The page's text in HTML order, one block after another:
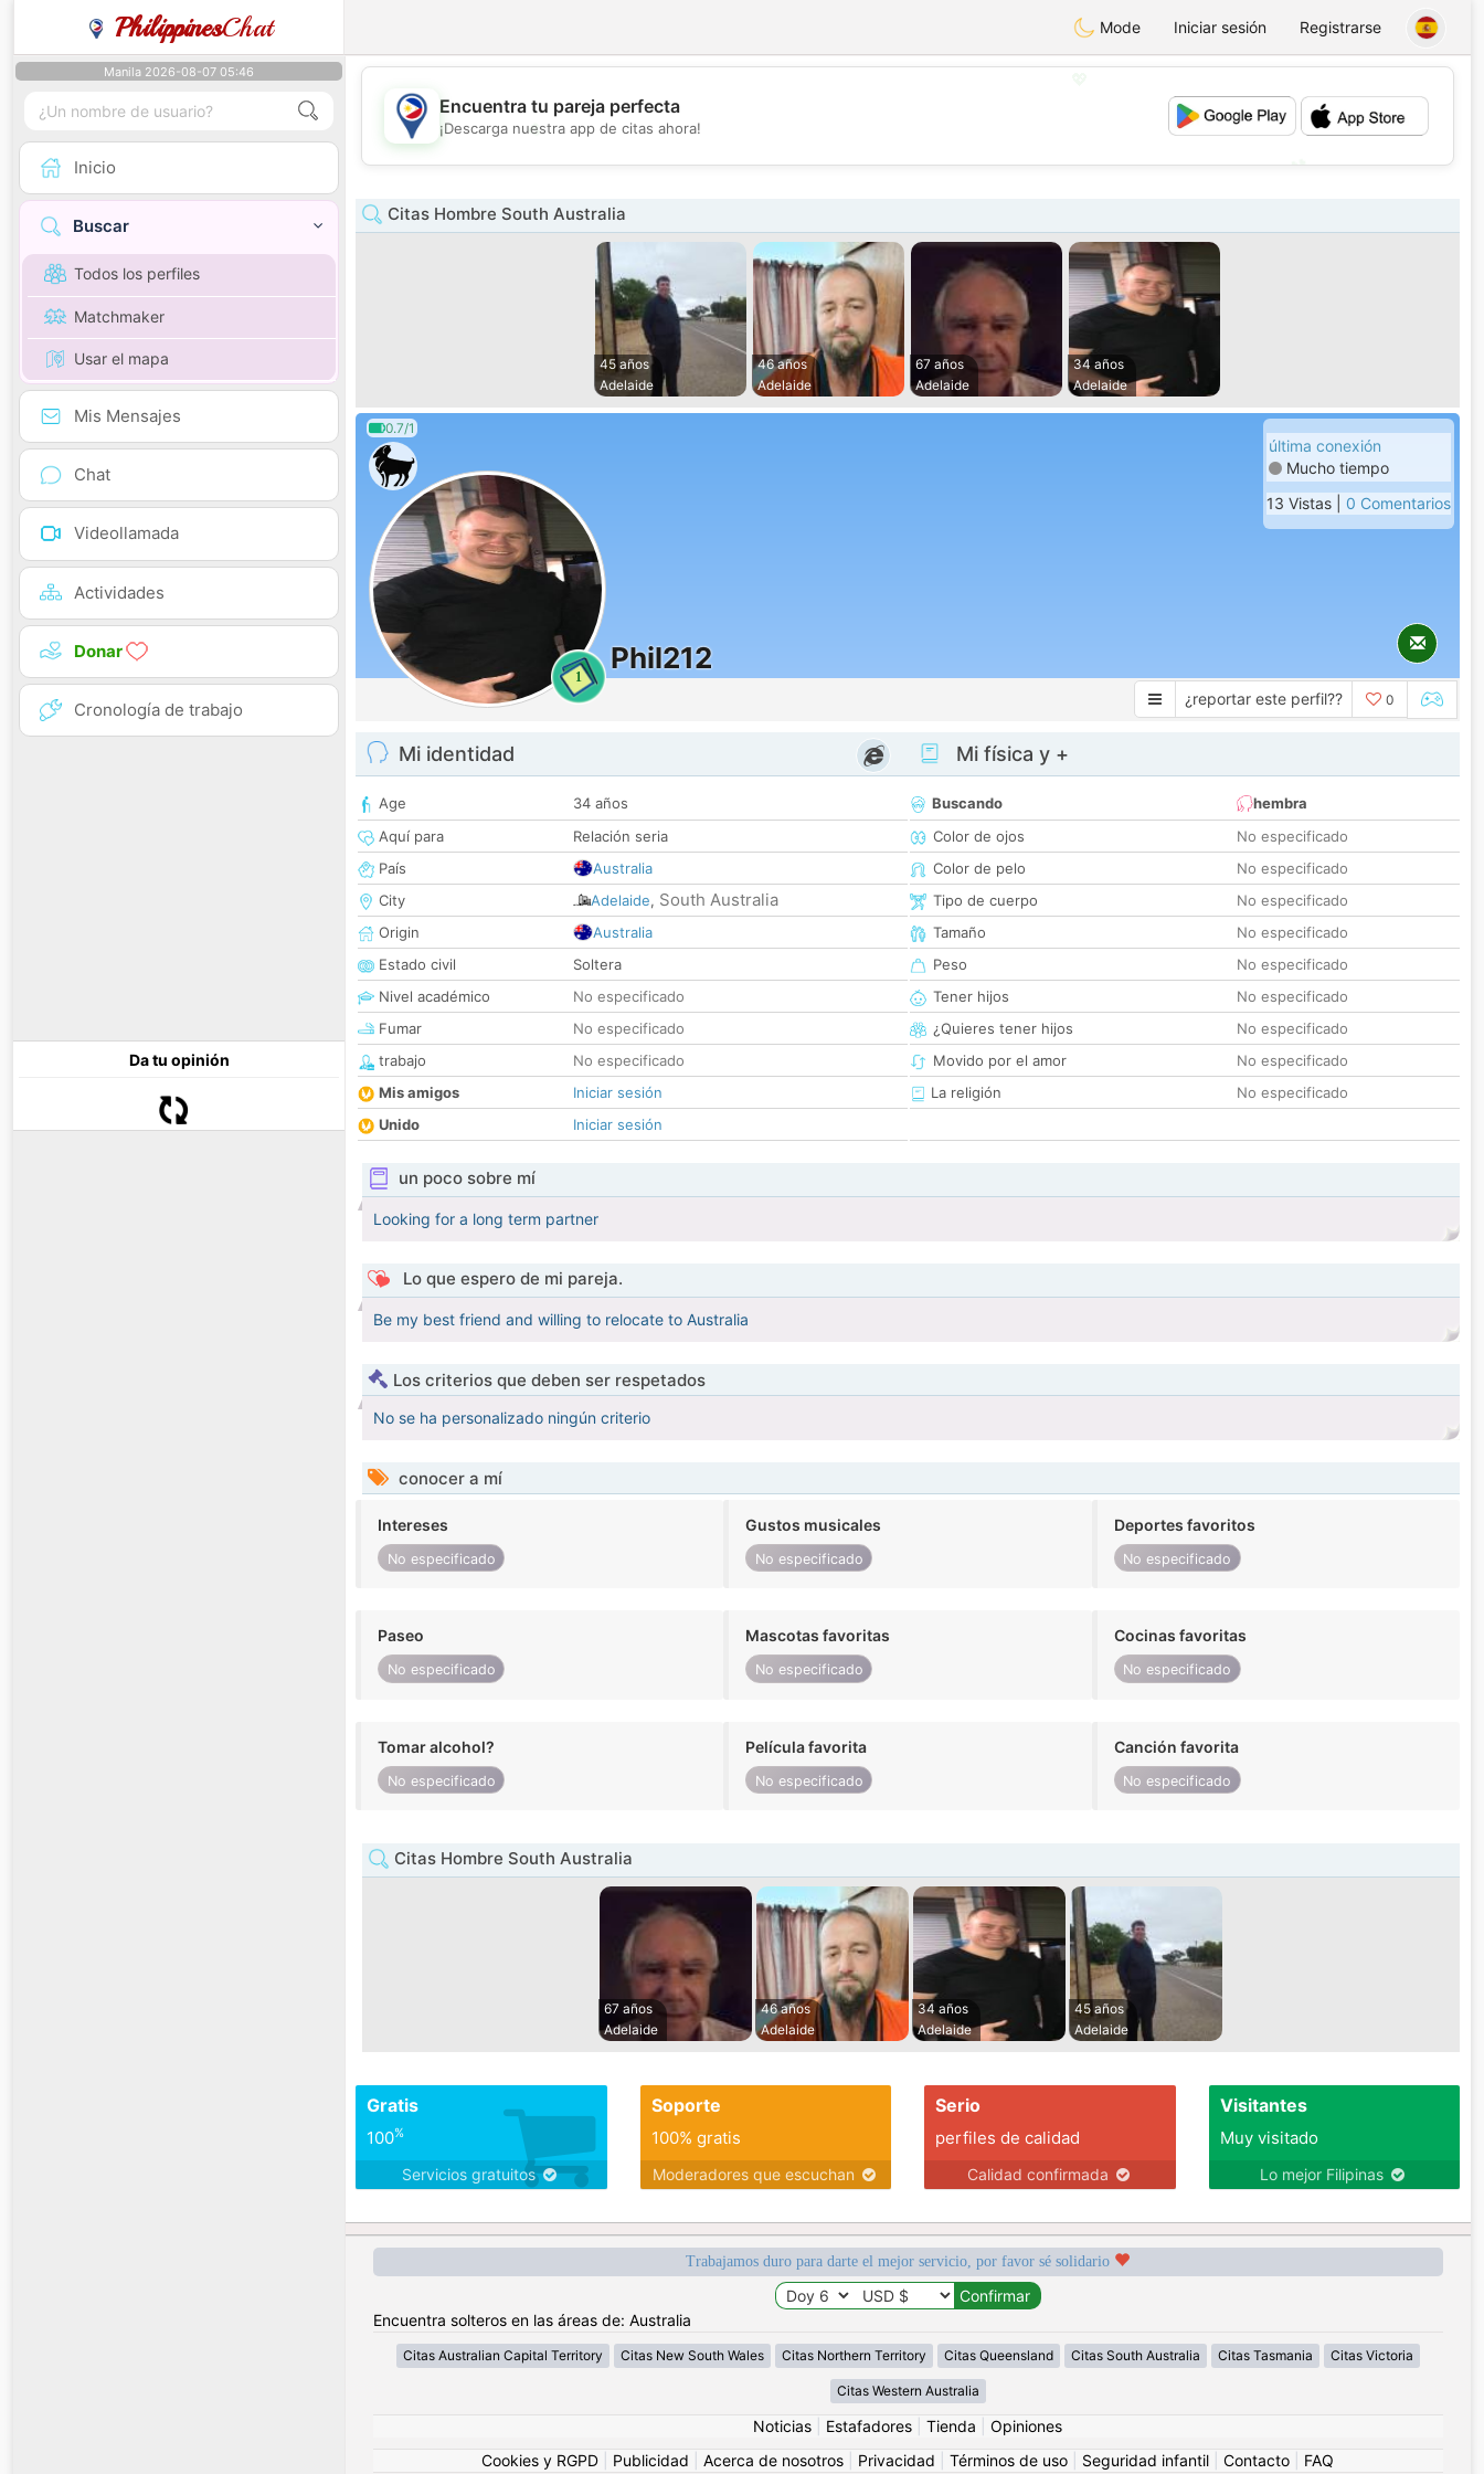
PhilippinesChat Mode Iniciar sesión Registrarse
Manila 2026-08-07 05:46
Inicio
Buscar
Todos los perfiles
Matchmaker
Usar el mapa
Mis Mensajes
Chat
Videollamada
Actividades
Donar
Cronología de trabajo
Da tu opinión
💕
Encuentra tu pareja perfecta
¡Descarga nuestra app de citas ahora!
Citas Hombre South Australia
45 años
Adelaide
46 años
Adelaide
67 años
Adelaide
34 años
Adelaide
0.7/1
1
Phil212
última conexión
Mucho tiempo
13 Vistas | 0 Comentarios
¿reportar este perfil?? 0
Mi identidad
Age
34 años
Aquí para
Relación seria
País
Australia
City
Adelaide, South Australia
Origin
Australia
Estado civil
Soltera
Nivel académico
No especificado
Fumar
No especificado
trabajo
No especificado
Mis amigos
Iniciar sesión
Unido
Iniciar sesión
Mi física y +
Buscando
hembra
Color de ojos
No especificado
Color de pelo
No especificado
Tipo de cuerpo
No especificado
Tamaño
No especificado
Peso
No especificado
Tener hijos
No especificado
¿Quieres tener hijos
No especificado
Movido por el amor
No especificado
La religión
No especificado
un poco sobre mí
Looking for a long term partner
Lo que espero de mi pareja.
Be my best friend and willing to relocate to Australia
Los criterios que deben ser respetados
No se ha personalizado ningún criterio
conocer a mí
Intereses
No especificado
Gustos musicales
No especificado
Deportes favoritos
No especificado
Paseo
No especificado
Mascotas favoritas
No especificado
Cocinas favoritas
No especificado
Tomar alcohol?
No especificado
Película favorita
No especificado
Canción favorita
No especificado
Citas Hombre South Australia
67 años
Adelaide
46 años
Adelaide
34 años
Adelaide
45 años
Adelaide
Gratis
100%
Servicios gratuitos
Soporte
100% gratis
Moderadores que escuchan
Serio
perfiles de calidad
Calidad confirmada
Visitantes
Muy visitado
Lo mejor Filipinas
Trabajamos duro para darte el mejor servicio, por favor sé solidario
Encuentra solteros en las áreas de: Australia
Citas Australian Capital Territory Citas New South Wales Citas Northern Territory Citas Queensland Citas South Australia Citas Tasmania Citas Victoria
Citas Western Australia
Noticias Estafadores Tienda
Opiniones
Cookies y RGPD
Publicidad Acerca de nosotros Privacidad Términos de uso Seguridad infantil Contacto FAQ